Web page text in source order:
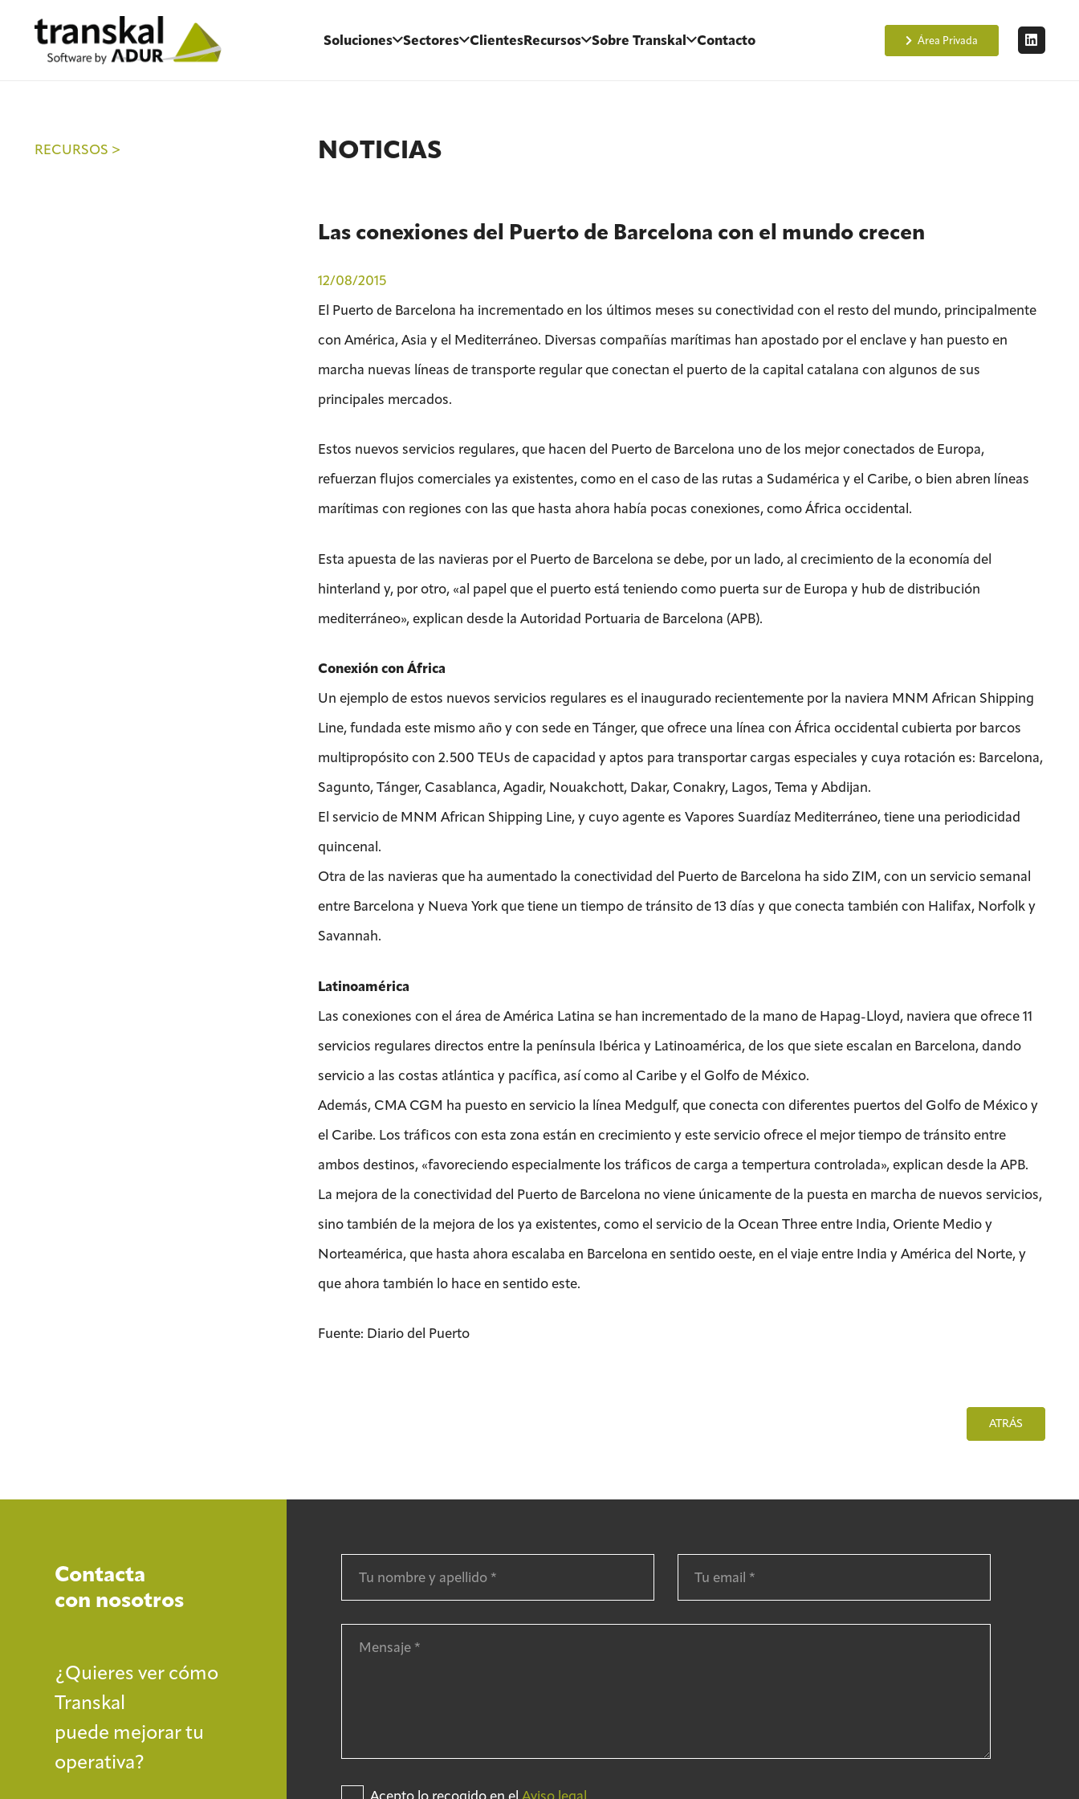
Soluciones Sectores ClientesRecursos Sobre Transkal Contacto Área Privada
RECURSOS > NOTICIAS
Las conexiones del Puerto de Barcelona con el mundo crecen
12/08/2015
El Puerto de Barcelona ha incrementado en los últimos meses su conectividad con el resto del mundo, principalmente
con América, Asia y el Mediterráneo. Diversas compañías marítimas han apostado por el enclave y han puesto en
marcha nuevas líneas de transporte regular que conectan el puerto de la capital catalana con algunos de sus
principales mercados.
Estos nuevos servicios regulares, que hacen del Puerto de Barcelona uno de los mejor conectados de Europa,
refuerzan flujos comerciales ya existentes, como en el caso de las rutas a Sudamérica y el Caribe, o bien abren líneas
marítimas con regiones con las que hasta ahora había pocas conexiones, como África occidental.
Esta apuesta de las navieras por el Puerto de Barcelona se debe, por un lado, al crecimiento de la economía del
hinterland y, por otro, «al papel que el puerto está teniendo como puerta sur de Europa y hub de distribución
mediterráneo», explican desde la Autoridad Portuaria de Barcelona (APB).
Conexión con África
Un ejemplo de estos nuevos servicios regulares es el inaugurado recientemente por la naviera MNM African Shipping
Line, fundada este mismo año y con sede en Tánger, que ofrece una línea con África occidental cubierta por barcos
multipropósito con 2.500 TEUs de capacidad y aptos para transportar cargas especiales y cuya rotación es: Barcelona,
Sagunto, Tánger, Casablanca, Agadir, Nouakchott, Dakar, Conakry, Lagos, Tema y Abdijan.
El servicio de MNM African Shipping Line, y cuyo agente es Vapores Suardíaz Mediterráneo, tiene una periodicidad
quincenal.
Otra de las navieras que ha aumentado la conectividad del Puerto de Barcelona ha sido ZIM, con un servicio semanal
entre Barcelona y Nueva York que tiene un tiempo de tránsito de 13 días y que conecta también con Halifax, Norfolk y
Savannah.
Latinoamérica
Las conexiones con el área de América Latina se han incrementado de la mano de Hapag-Lloyd, naviera que ofrece 11
servicios regulares directos entre la península Ibérica y Latinoamérica, de los que siete escalan en Barcelona, dando
servicio a las costas atlántica y pacífica, así como al Caribe y el Golfo de México.
Además, CMA CGM ha puesto en servicio la línea Medgulf, que conecta con diferentes puertos del Golfo de México y
el Caribe. Los tráficos con esta zona están en crecimiento y este servicio ofrece el mejor tiempo de tránsito entre
ambos destinos, «favoreciendo especialmente los tráficos de carga a tempertura controlada», explican desde la APB.
La mejora de la conectividad del Puerto de Barcelona no viene únicamente de la puesta en marcha de nuevos servicios,
sino también de la mejora de los ya existentes, como el servicio de la Ocean Three entre India, Oriente Medio y
Norteamérica, que hasta ahora escalaba en Barcelona en sentido oeste, en el viaje entre India y América del Norte, y
que ahora también lo hace en sentido este.
Fuente: Diario del Puerto
ATRÁS
Contacta
con nosotros
¿Quieres ver cómo
Transkal
puede mejorar tu
operativa?
Acepto lo recogido en el Aviso legal.